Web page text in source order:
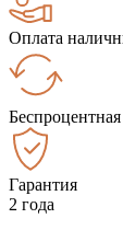
Оплата
Беспроцентная
Гарантия
2 года